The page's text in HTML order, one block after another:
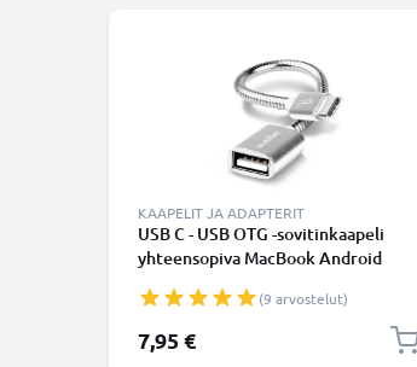
KAAPELIT JA ADAPTERIT
USB C - USB OTG -sovitinkaapeli
yhteensopiva MacBook Android
Smartwatch-kaiutinkameran tai
kuulokkeiden kanssa, Hopea
(9 arvostelut)
7,95 €